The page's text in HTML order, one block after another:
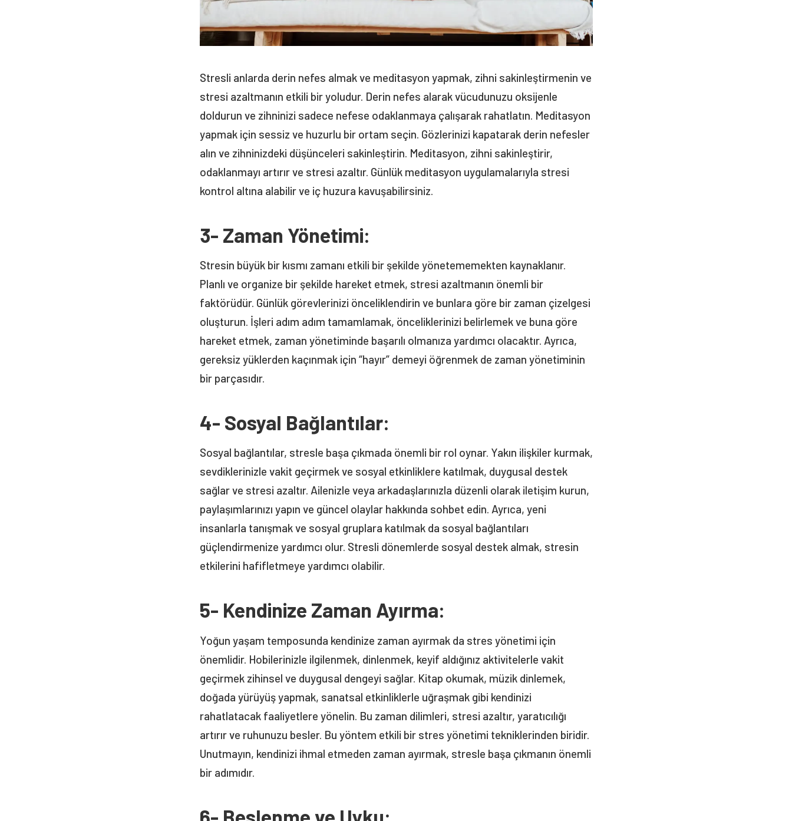
Stresli anlarda derin nefes almak ve meditasyon yapmak, zihni sakinleştirmenin ve
stresi azaltmanın etkili bir yoludur. Derin nefes alarak vücudunuzu oksijenle
doldurun ve zihninizi sadece nefese odaklanmaya çalışarak rahatlatın. Meditasyon
yapmak için sessiz ve huzurlu bir ortam seçin. Gözlerinizi kapatarak derin nefesler
alın ve zihninizdeki düşünceleri sakinleştirin. Meditasyon, zihni sakinleştirir,
odaklanmayı artırır ve stresi azaltır. Günlük meditasyon uygulamalarıyla stresi
kontrol altına alabilir ve iç huzura kavuşabilirsiniz.
3- Zaman Yönetimi:
Stresin büyük bir kısmı zamanı etkili bir şekilde yönetememekten kaynaklanır.
Planlı ve organize bir şekilde hareket etmek, stresi azaltmanın önemli bir
faktörüdür. Günlük görevlerinizi önceliklendirin ve bunlara göre bir zaman çizelgesi
oluşturun. İşleri adım adım tamamlamak, önceliklerinizi belirlemek ve buna göre
hareket etmek, zaman yönetiminde başarılı olmanıza yardımcı olacaktır. Ayrıca,
gereksiz yüklerden kaçınmak için “hayır” demeyi öğrenmek de zaman yönetiminin
bir parçasıdır.
4- Sosyal Bağlantılar:
Sosyal bağlantılar, stresle başa çıkmada önemli bir rol oynar. Yakın ilişkiler kurmak,
sevdiklerinizle vakit geçirmek ve sosyal etkinliklere katılmak, duygusal destek
sağlar ve stresi azaltır. Ailenizle veya arkadaşlarınızla düzenli olarak iletişim kurun,
paylaşımlarınızı yapın ve güncel olaylar hakkında sohbet edin. Ayrıca, yeni
insanlarla tanışmak ve sosyal gruplara katılmak da sosyal bağlantıları
güçlendirmenize yardımcı olur. Stresli dönemlerde sosyal destek almak, stresin
etkilerini hafifletmeye yardımcı olabilir.
5- Kendinize Zaman Ayırma:
Yoğun yaşam temposunda kendinize zaman ayırmak da stres yönetimi için
önemlidir. Hobilerinizle ilgilenmek, dinlenmek, keyif aldığınız aktivitelerle vakit
geçirmek zihinsel ve duygusal dengeyi sağlar. Kitap okumak, müzik dinlemek,
doğada yürüyüş yapmak, sanatsal etkinliklerle uğraşmak gibi kendinizi
rahatlatacak faaliyetlere yönelin. Bu zaman dilimleri, stresi azaltır, yaratıcılığı
artırır ve ruhunuzu besler. Bu yöntem etkili bir stres yönetimi tekniklerinden biridir.
Unutmayın, kendinizi ihmal etmeden zaman ayırmak, stresle başa çıkmanın önemli
bir adımıdır.